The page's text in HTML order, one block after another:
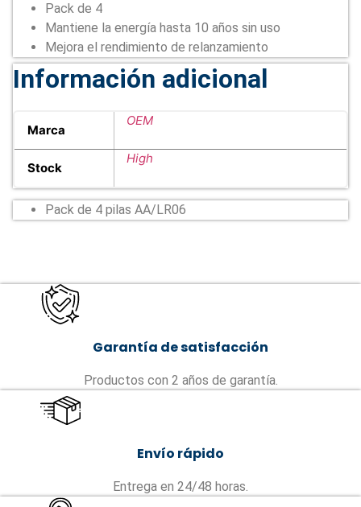
Pack de 4
Mantiene la energía hasta 10 años sin uso
Mejora el rendimiento de relanzamiento
Información adicional
Marca
OEM
Stock
High
Pack de 4 pilas AA/LR06
Garantía de satisfacción
Productos con 2 años de garantía.
Envío rápido
Entrega en 24/48 horas.